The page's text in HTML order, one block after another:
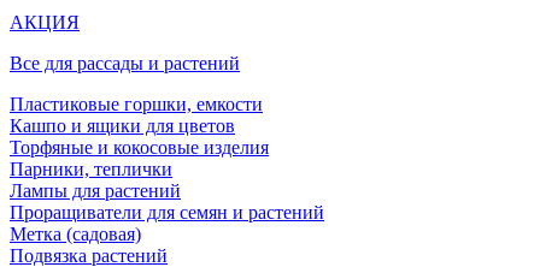
АКЦИЯ
Все для рассады и растений
Пластиковые горшки, емкости
Кашпо и ящики для цветов
Торфяные и кокосовые изделия
Парники, теплички
Лампы для растений
Проращиватели для семян и растений
Метка (садовая)
Подвязка растений